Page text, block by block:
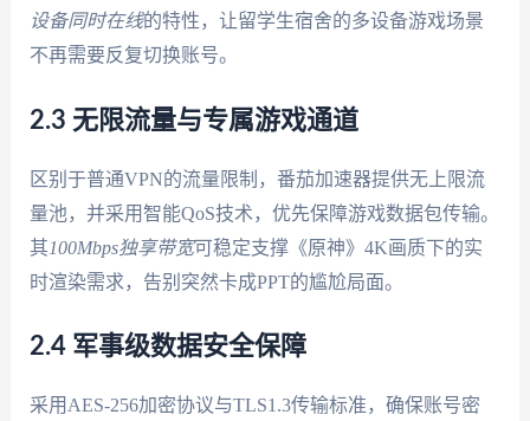
设备同时在线的特性，让留学生宿舍的多设备游戏场景
不再需要反复切换账号。
2.3 无限流量与专属游戏通道
区别于普通VPN的流量限制，番茄加速器提供无上限流
量池，并采用智能QoS技术，优先保障游戏数据包传输。
其100Mbps独享带宽可稳定支撑《原神》4K画质下的实
时渲染需求，告别突然卡成PPT的尴尬局面。
2.4 军事级数据安全保障
采用AES-256加密协议与TLS1.3传输标准，确保账号密